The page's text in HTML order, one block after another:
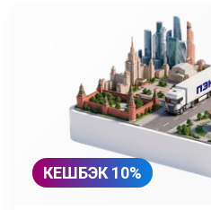
КЕШБЭК 10%